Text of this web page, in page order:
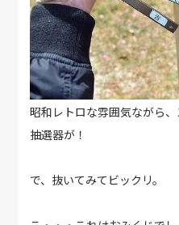
昭和レトロな雰囲気ながら
抽選器が！
で、抜いてみてビックリ。